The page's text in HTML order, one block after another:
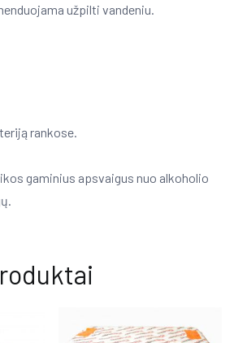
užpilti vandeniu.
rankose.
gaminius apsvaigus nuo alkoholio